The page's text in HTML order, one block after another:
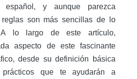
español, y aunque parezca
reglas son más sencillas de lo
A lo largo de este artículo,
aspecto de este fascinante
desde su definición básica
prácticos que te ayudarán a